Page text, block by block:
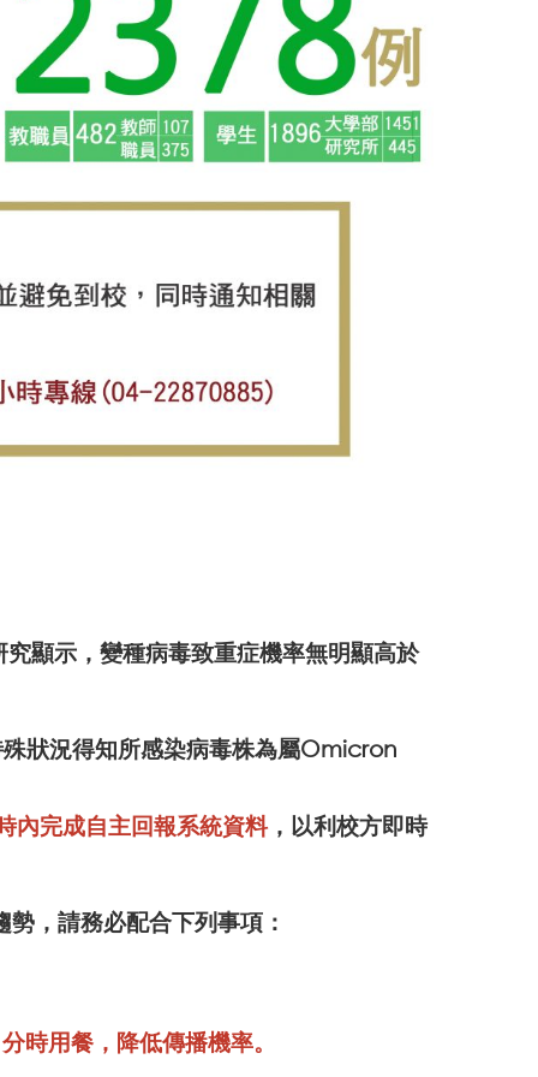
顯示，變種病毒致重症機率無明顯高於
狀況得知所感染病毒株為屬Omicron
內完成自主回報系統資料，以利校方即時
，請務必配合下列事項：
時用餐，降低傳播機率。